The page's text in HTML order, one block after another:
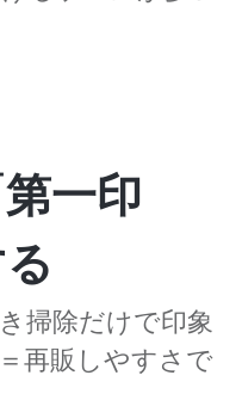
一印
掃除だけで印象
再販しやすさで